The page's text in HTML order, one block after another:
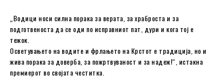
„Водици носи силна порака за верата, за храброста и за
подготвеноста да се оди по исправниот пат, дури и кога тој е
тежок.
Осветувањето на водите и фрлањето на Крстот е традиција, но и
жива порака за доверба, за пожртвуваност и за надеж!“, истакна
премиерот во својата честитка.